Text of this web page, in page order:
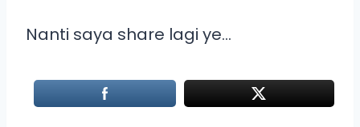
Nanti saya share lagi ye…